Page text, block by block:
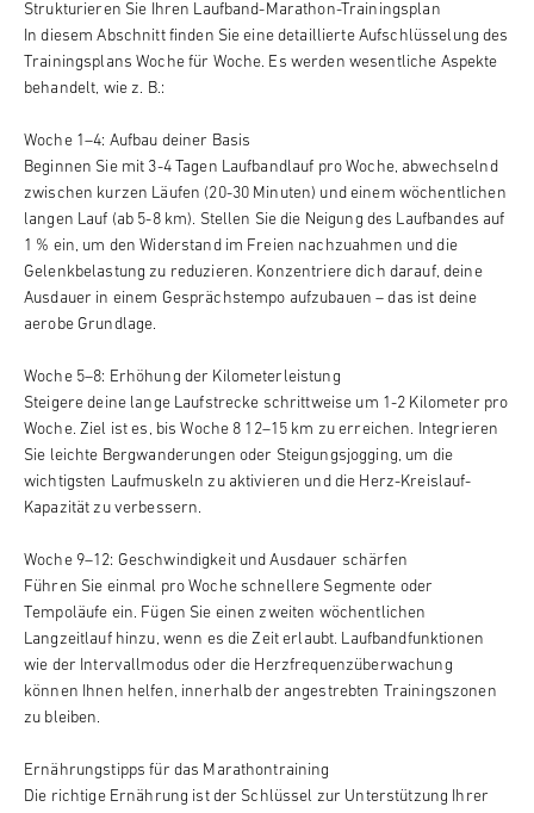
Strukturieren Sie Ihren Laufband-Marathon-Trainingsplan
In diesem Abschnitt finden Sie eine detaillierte Aufschlüsselung des
Trainingsplans Woche für Woche. Es werden wesentliche Aspekte
behandelt, wie z. B.:
Woche 1–4: Aufbau deiner Basis
Beginnen Sie mit 3-4 Tagen Laufbandlauf pro Woche, abwechselnd
zwischen kurzen Läufen (20-30 Minuten) und einem wöchentlichen
langen Lauf (ab 5-8 km). Stellen Sie die Neigung des Laufbandes auf
1 % ein, um den Widerstand im Freien nachzuahmen und die
Gelenkbelastung zu reduzieren. Konzentriere dich darauf, deine
Ausdauer in einem Gesprächstempo aufzubauen – das ist deine
aerobe Grundlage.
Woche 5–8: Erhöhung der Kilometerleistung
Steigere deine lange Laufstrecke schrittweise um 1-2 Kilometer pro
Woche. Ziel ist es, bis Woche 8 12–15 km zu erreichen. Integrieren
Sie leichte Bergwanderungen oder Steigungsjogging, um die
wichtigsten Laufmuskeln zu aktivieren und die Herz-Kreislauf-
Kapazität zu verbessern.
Woche 9–12: Geschwindigkeit und Ausdauer schärfen
Führen Sie einmal pro Woche schnellere Segmente oder
Tempoläufe ein. Fügen Sie einen zweiten wöchentlichen
Langzeitlauf hinzu, wenn es die Zeit erlaubt. Laufbandfunktionen
wie der Intervallmodus oder die Herzfrequenzüberwachung
können Ihnen helfen, innerhalb der angestrebten Trainingszonen
zu bleiben.
Ernährungstipps für das Marathontraining
Die richtige Ernährung ist der Schlüssel zur Unterstützung Ihrer